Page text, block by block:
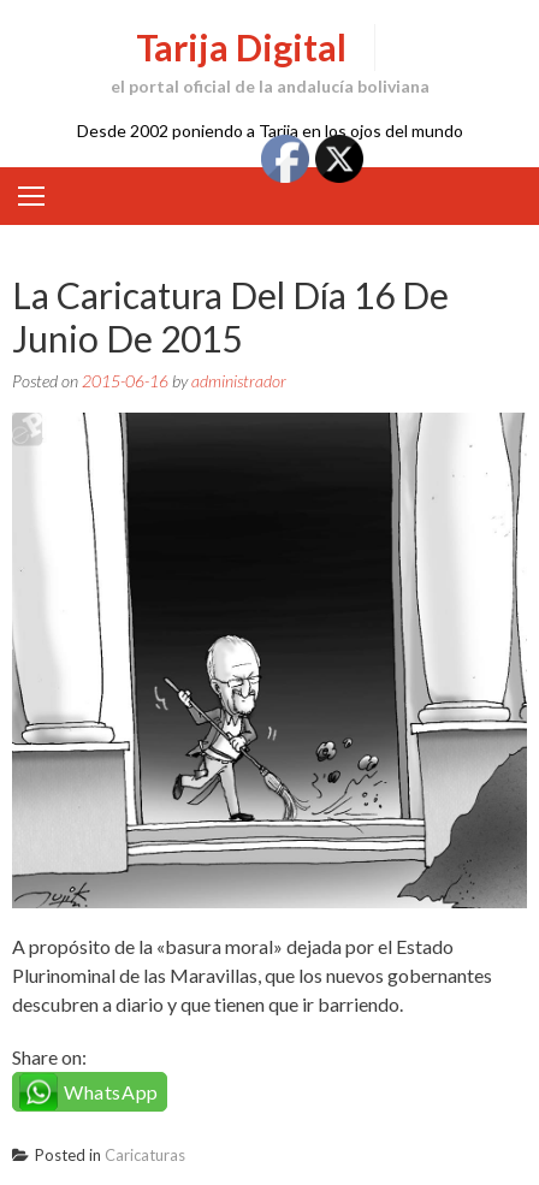
Tarija Digital
el portal oficial de la andalucía boliviana
Desde 2002 poniendo a Tarija en los ojos del mundo
La Caricatura Del Día 16 De
Junio De 2015
Posted on 2015-06-16 byadministrador
A propósito de la «basura moral» dejada por el Estado
Plurinominal de las Maravillas, que los nuevos gobernantes
descubren a diario y que tienen que ir barriendo.
Share on:
WhatsApp
Posted in Caricaturas